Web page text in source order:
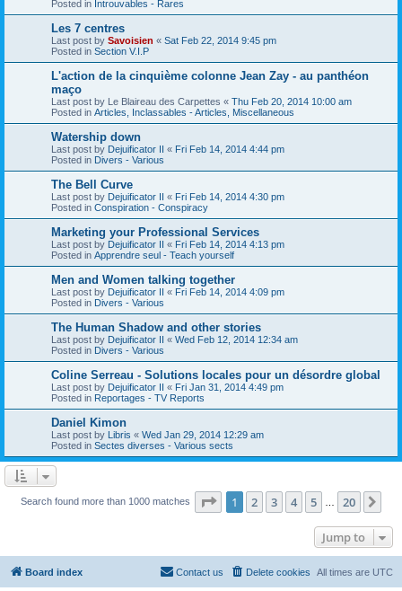
Posted in Introuvables - Rares
Les 7 centres
Last post by Savoisien « Sat Feb 22, 2014 9:45 pm
Posted in Section V.I.P
L'action de la cinquième colonne Jean Zay - au panthéon
maço
Last post by Le Blaireau des Carpettes « Thu Feb 20, 2014 10:00 am
Posted in Articles, Inclassables - Articles, Miscellaneous
Watership down
Last post by Dejuificator II « Fri Feb 14, 2014 4:44 pm
Posted in Divers - Various
The Bell Curve
Last post by Dejuificator II « Fri Feb 14, 2014 4:30 pm
Posted in Conspiration - Conspiracy
Marketing your Professional Services
Last post by Dejuificator II « Fri Feb 14, 2014 4:13 pm
Posted in Apprendre seul - Teach yourself
Men and Women talking together
Last post by Dejuificator II « Fri Feb 14, 2014 4:09 pm
Posted in Divers - Various
The Human Shadow and other stories
Last post by Dejuificator II « Wed Feb 12, 2014 12:34 am
Posted in Divers - Various
Coline Serreau - Solutions locales pour un désordre global
Last post by Dejuificator II « Fri Jan 31, 2014 4:49 pm
Posted in Reportages - TV Reports
Daniel Kimon
Last post by Libris « Wed Jan 29, 2014 12:29 am
Posted in Sectes diverses - Various sects
Search found more than 1000 matches Page 1of 20
1 2 3 4 5 20
Jump to
Board index All times are UTC
Delete cookies
Contact us